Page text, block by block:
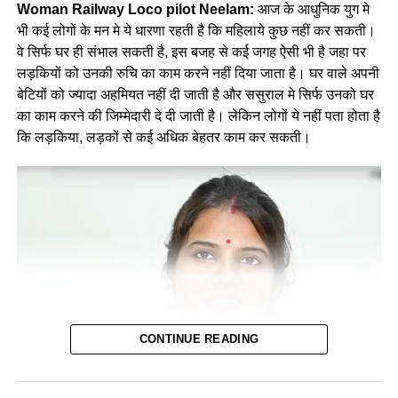
Woman Railway Loco pilot Neelam: आज के आधुनिक युग मे
भी कई लोगों के मन मे ये धारणा रहती है कि महिलाये कुछ नहीं कर सकती।
वे सिर्फ घर ही संभाल सकती है, इस बजह से कई जगह ऐसी भी है जहा पर
लड़कियों को उनकी रुचि का काम करने नहीं दिया जाता है। घर वाले अपनी
बेटियों को ज्यादा अहमियत नहीं दी जाती है और ससुराल मे सिर्फ उनको घर
का काम करने की जिम्मेदारी दे दी जाती है। लेकिन लोगों ये नहीं पता होता है
कि लड़किया, लड़कों से कई अधिक बेहतर काम कर सकती।
CONTINUE READING